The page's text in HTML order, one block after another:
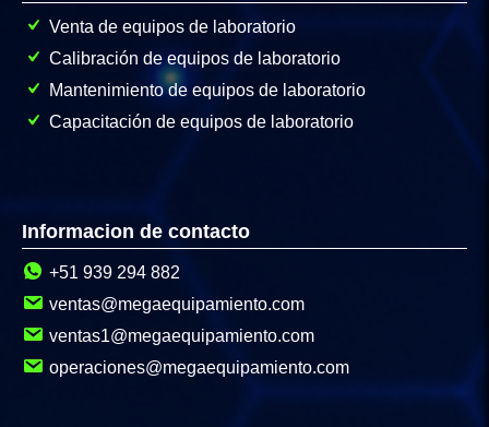
Venta de equipos de laboratorio
Calibración de equipos de laboratorio
Mantenimiento de equipos de laboratorio
Capacitación de equipos de laboratorio
Informacion de contacto
+51 939 294 882
ventas@megaequipamiento.com
ventas1@megaequipamiento.com
operaciones@megaequipamiento.com